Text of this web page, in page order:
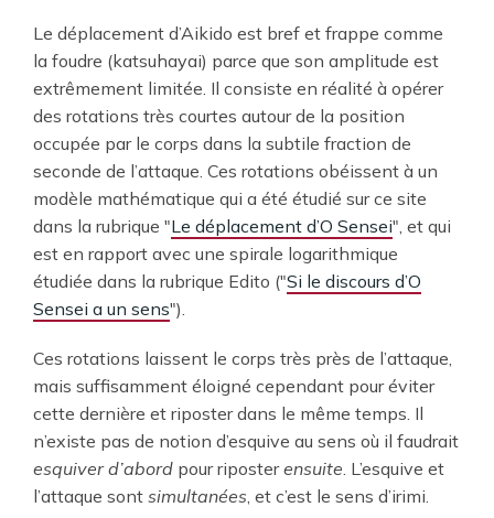
Le déplacement d’Aikido est bref et frappe comme
la foudre (katsuhayai) parce que son amplitude est
extrêmement limitée. Il consiste en réalité à opérer
des rotations très courtes autour de la position
occupée par le corps dans la subtile fraction de
seconde de l’attaque. Ces rotations obéissent à un
modèle mathématique qui a été étudié sur ce site
dans la rubrique "Le déplacement d’O Sensei", et qui
est en rapport avec une spirale logarithmique
étudiée dans la rubrique Edito ("Si le discours d’O
Sensei a un sens").
Ces rotations laissent le corps très près de l’attaque,
mais suffisamment éloigné cependant pour éviter
cette dernière et riposter dans le même temps. Il
n’existe pas de notion d’esquive au sens où il faudrait
esquiver d’abord pour riposterensuite . L’esquive et
l’attaque sont simultanées , et c’est le sens d’irimi.